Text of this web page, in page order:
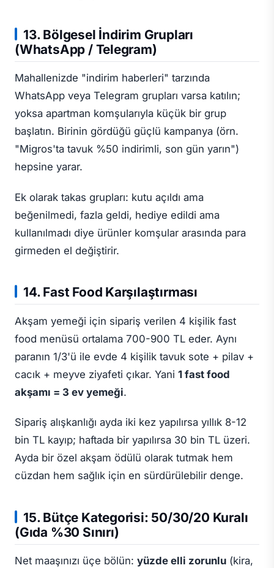
13. Bölgesel İndirim Grupları
(WhatsApp / Telegram)
Mahallenizde "indirim haberleri" tarzında
WhatsApp veya Telegram grupları varsa katılın;
yoksa apartman komşularıyla küçük bir grup
başlatın. Birinin gördüğü güçlü kampanya (örn.
"Migros'ta tavuk %50 indirimli, son gün yarın")
hepsine yarar.
Ek olarak takas grupları: kutu açıldı ama
beğenilmedi, fazla geldi, hediye edildi ama
kullanılmadı diye ürünler komşular arasında para
girmeden el değiştirir.
14. Fast Food Karşılaştırması
Akşam yemeği için sipariş verilen 4 kişilik fast
food menüsü ortalama 700-900 TL eder. Aynı
paranın 1/3'ü ile evde 4 kişilik tavuk sote + pilav +
cacık + meyve ziyafeti çıkar. Yani 1 fast food
akşamı = 3 ev yemeği.
Sipariş alışkanlığı ayda iki kez yapılırsa yıllık 8-12
bin TL kayıp; haftada bir yapılırsa 30 bin TL üzeri.
Ayda bir özel akşam ödülü olarak tutmak hem
cüzdan hem sağlık için en sürdürülebilir denge.
15. Bütçe Kategorisi: 50/30/20 Kuralı
(Gıda %30 Sınırı)
Net maaşınızı üçe bölün: yüzde elli zorunlu (kira,